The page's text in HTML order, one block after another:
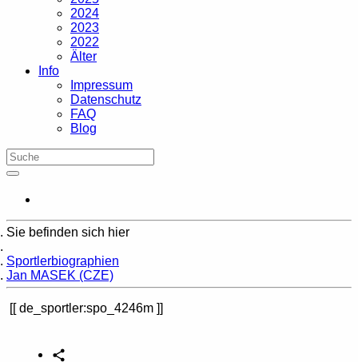
2024
2023
2022
Älter
Info
Impressum
Datenschutz
FAQ
Blog
Sie befinden sich hier
Sportlerbiographien
Jan MASEK (CZE)
de_sportler:spo_4246m